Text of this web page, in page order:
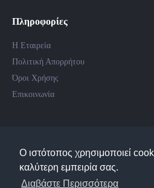
Ο ιστότοπος χρησιμοποιεί
καλύτερη εμπειρία σας.
Διαβάστε Περισσότερα
Πληροφορίες
Η Εταιρεία
Πολιτική Απορρήτου
Όροι Χρήσης
Επικοινωνία